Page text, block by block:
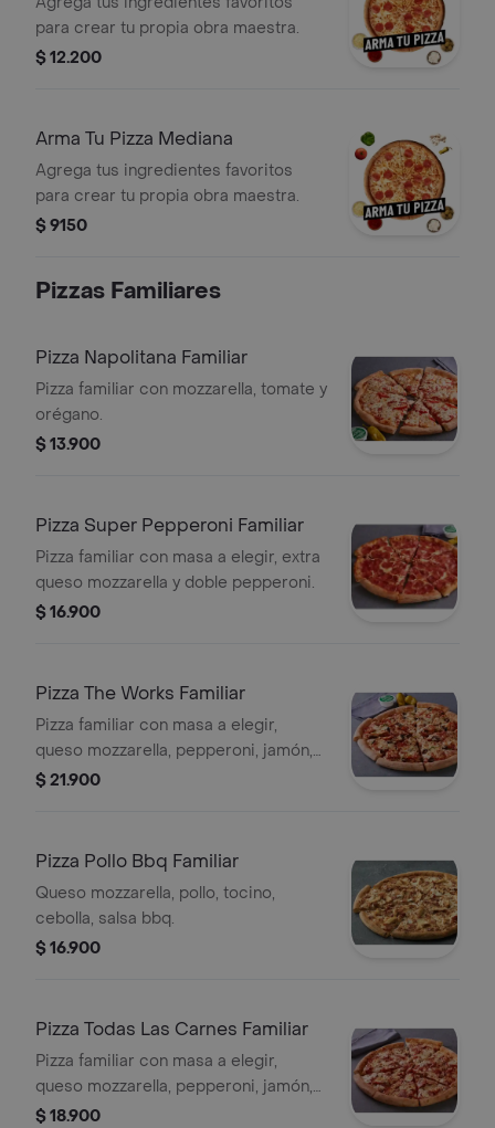
para crear tu propia obra maestra.
$ 12.200
Arma Tu Pizza Mediana
Agrega tus ingredientes favoritos
para crear tu propia obra maestra.
$ 9150
Pizzas Familiares
Pizza Napolitana Familiar
Pizza familiar con mozzarella, tomate y
orégano.
$ 13.900
Pizza Super Pepperoni Familiar
Pizza familiar con masa a elegir, extra
queso mozzarella y doble pepperoni.
$ 16.900
Pizza The Works Familiar
Pizza familiar con masa a elegir,
queso mozzarella, pepperoni, jamón,
cebolla, pimiento verde, aceitunas
$ 21.900
Pizza Pollo Bbq Familiar
Queso mozzarella, pollo, tocino,
cebolla, salsa bbq.
$ 16.900
Pizza Todas Las Carnes Familiar
Pizza familiar con masa a elegir,
queso mozzarella, pepperoni, jamón,
tocino y salchicha italiana.
$ 18.900